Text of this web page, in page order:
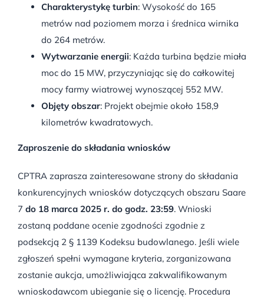
Charakterystykę turbin: Wysokość do 165
metrów nad poziomem morza i średnica wirnika
do 264 metrów.
Wytwarzanie energii: Każda turbina będzie miała
moc do 15 MW, przyczyniając się do całkowitej
mocy farmy wiatrowej wynoszącej 552 MW.
Objęty obszar: Projekt obejmie około 158,9
kilometrów kwadratowych.
Zaproszenie do składania wniosków
CPTRA zaprasza zainteresowane strony do składania
konkurencyjnych wniosków dotyczących obszaru Saare
7 do 18 marca 2025 r. do godz. 23:59. Wnioski
zostaną poddane ocenie zgodności zgodnie z
podsekcją 2 § 1139 Kodeksu budowlanego. Jeśli wiele
zgłoszeń spełni wymagane kryteria, zorganizowana
zostanie aukcja, umożliwiająca zakwalifikowanym
wnioskodawcom ubieganie się o licencję. Procedura